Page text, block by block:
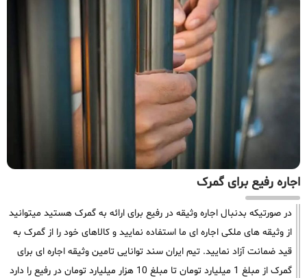
اجاره رفیع برای گمرک
در صورتیکه بدنبال اجاره وثیقه در رفیع برای ارائه به گمرک هستید میتوانید
از وثیقه های ملکی اجاره ای ما استفاده نمایید و کالاهای خود را از گمرک به
قید ضمانت آزاد نمایید. تیم ایران سند توانایی تامین وثیقه اجاره ای برای
گمرک از مبلغ 1 میلیارد تومان تا مبلغ 10 هزار میلیارد تومان در رفیع را دارد